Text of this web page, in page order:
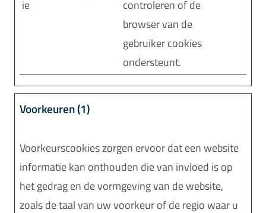
ie
controleren of de
browser van de
gebruiker cookies
ondersteunt.
Voorkeuren (1)
Voorkeurscookies zorgen ervoor dat een website
informatie kan onthouden die van invloed is op
het gedrag en de vormgeving van de website,
zoals de taal van uw voorkeur of de regio waar u